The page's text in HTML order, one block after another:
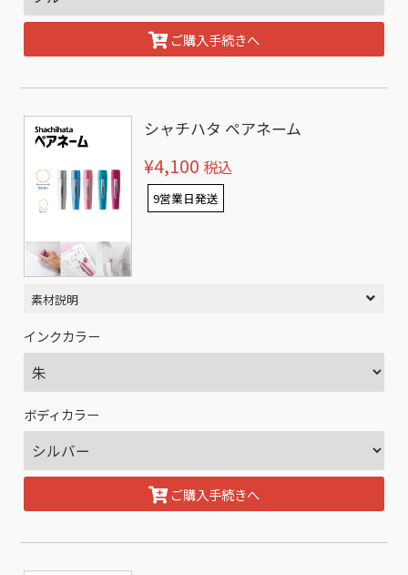
ご購入手続きへ
シャチハタ ペアネーム
¥4,100 税込
9営業日発送
素材説明
インクカラー
ボディカラー
ご購入手続きへ